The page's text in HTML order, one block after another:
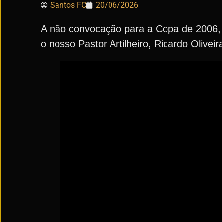
Santos FC 20/06/2026
A não convocação para a Copa de
o nosso Pastor Artilheiro, Ricardo